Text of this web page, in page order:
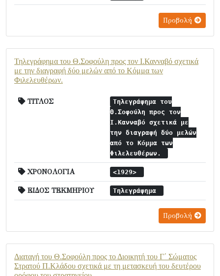
Προβολή
Τηλεγράφημα του Θ.Σοφούλη προς τον Ι.Κανναβό σχετικά
με την διαγραφή δύο μελών από το Κόμμα των
Φιλελευθέρων.
ΤΙΤΛΟΣ
Τηλεγράφημα του
Θ.Σοφούλη προς τον
Ι.Κανναβό σχετικά με
την διαγραφή δύο μελών
από το Κόμμα των
Φιλελευθέρων.
ΧΡΟΝΟΛΟΓΙΑ <1929>
ΕΙΔΟΣ ΤΕΚΜΗΡΙΟΥ Τηλεγράφημα
Προβολή
Διαταγή του Θ.Σοφούλη προς το Διοικητή του Γ΄ Σώματος
Στρατού Π.Κλάδου σχετικά με τη μετασκευή του δευτέρου